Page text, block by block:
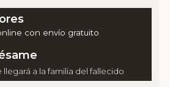
con envío gratuito
llegará a la familia del fallecido